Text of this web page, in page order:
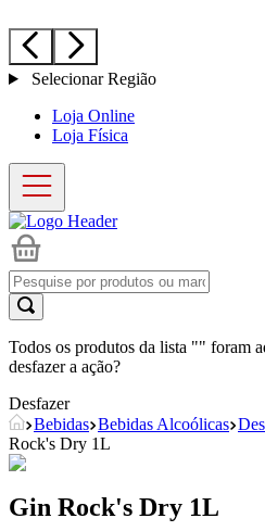
Selecionar Região
Loja Online
Loja Física
Todos os produtos da lista "" foram
desfazer a ação?
Desfazer
Bebidas Bebidas Alcoólicas
Rock's Dry 1L
Gin Rock's Dry 1L